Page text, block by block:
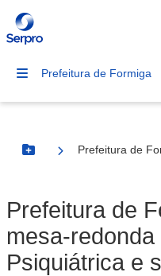
Prefeitura de Formiga
Botão Menu
Prefeitura de
Prefeitura de
mesa-
Psiquiátrica e